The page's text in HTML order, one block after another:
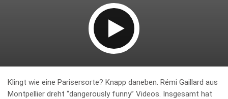
Klingt wie eine Parisersorte? Knapp daneben. Rémi Gaillard aus
Montpellier dreht “dangerously funny” Videos. Insgesamt hat